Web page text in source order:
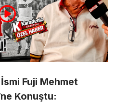
Fuji Mehmet
Konuştu: